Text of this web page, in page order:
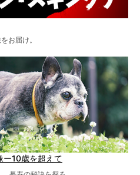
お届け。
ー10歳を超えて